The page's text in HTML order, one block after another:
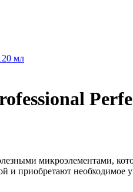
микроэлементами,
приобретают необходимое